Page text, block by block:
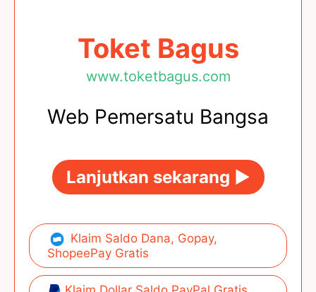
Toket Bagus
www.toketbagus.com
Web Pemersatu Bangsa
Lanjutkan sekarang ►
Klaim Saldo Dana, Gopay,
ShopeePay Gratis